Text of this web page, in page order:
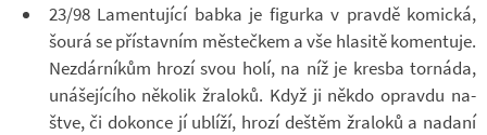
23/98 La­men­tu­jící babka je fi­gurka v pravdě ko­mická,
šourá se pří­stav­ním měs­teč­kem a vše hla­sitě ko­men­tuje.
Ne­zdár­ní­kům hrozí svou holí, na níž je kresba tor­náda,
uná­še­jí­cího ně­ko­lik žra­loků. Když ji někdo opravdu na­
štve, či do­konce jí ublíží, hrozí deš­těm žra­loků a na­daní